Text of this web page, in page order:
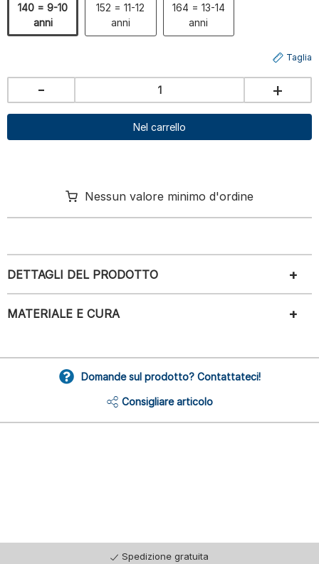
140 = 9-10
anni
152 = 11-12
anni
164 = 13-14
anni
Taglia
- +
Nel carrello
Nessun valore minimo d'ordine
DETTAGLI DEL PRODOTTO
MATERIALE E CURA
Domande sul prodotto? Contattateci!
Consigliare articolo
Spedizione gratuita